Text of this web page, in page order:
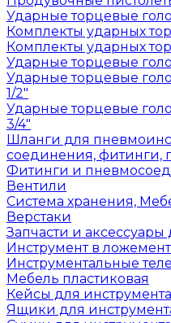
Ударные торцевые
Комплекты ударных
Комплекты ударных
Ударные торцевые
Ударные торцевые
1/2"
Ударные торцевые
3/4"
Шланги для
соединения, фитинги,
Фитинги и
Вентили
Система хранения,
Верстаки
Запчасти и
Инструмент в
Инструментальные
Мебель пластиковая
Кейсы для инструмента
Ящики для